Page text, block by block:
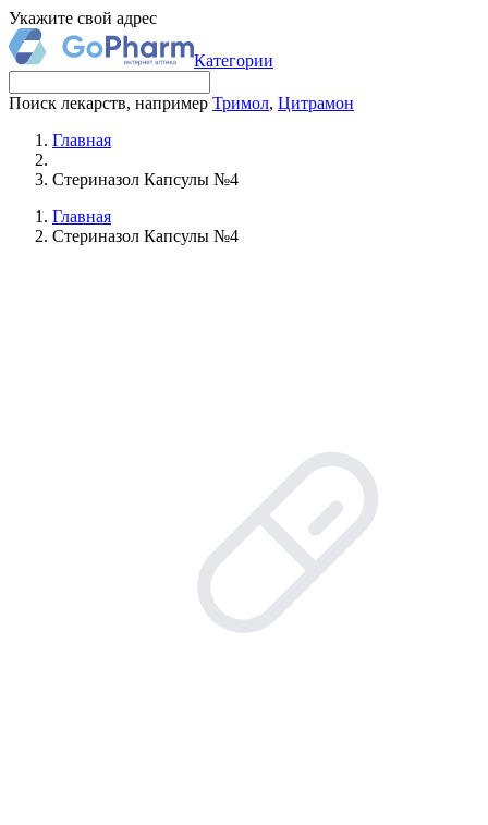
Укажите свой адрес
Категории
Поиск лекарств, например Тримол, Цитрамон
Главная
Стериназол Капсулы №4
Главная
Стериназол Капсулы №4